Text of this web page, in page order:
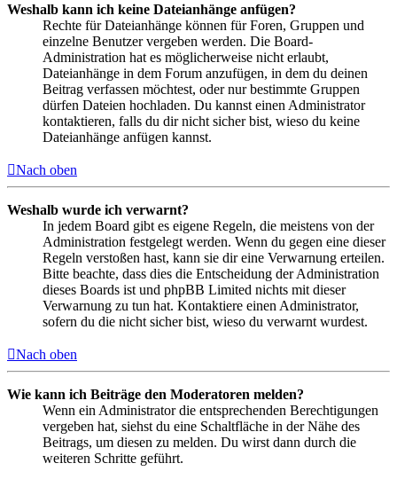
Weshalb kann ich keine Dateianhänge anfügen?
Rechte für Dateianhänge können für Foren, Gruppen und
einzelne Benutzer vergeben werden. Die Board-
Administration hat es möglicherweise nicht erlaubt,
Dateianhänge in dem Forum anzufügen, in dem du deinen
Beitrag verfassen möchtest, oder nur bestimmte Gruppen
dürfen Dateien hochladen. Du kannst einen Administrator
kontaktieren, falls du dir nicht sicher bist, wieso du keine
Dateianhänge anfügen kannst.
Nach oben
Weshalb wurde ich verwarnt?
In jedem Board gibt es eigene Regeln, die meistens von der
Administration festgelegt werden. Wenn du gegen eine dieser
Regeln verstoßen hast, kann sie dir eine Verwarnung erteilen.
Bitte beachte, dass dies die Entscheidung der Administration
dieses Boards ist und phpBB Limited nichts mit dieser
Verwarnung zu tun hat. Kontaktiere einen Administrator,
sofern du die nicht sicher bist, wieso du verwarnt wurdest.
Nach oben
Wie kann ich Beiträge den Moderatoren melden?
Wenn ein Administrator die entsprechenden Berechtigungen
vergeben hat, siehst du eine Schaltfläche in der Nähe des
Beitrags, um diesen zu melden. Du wirst dann durch die
weiteren Schritte geführt.